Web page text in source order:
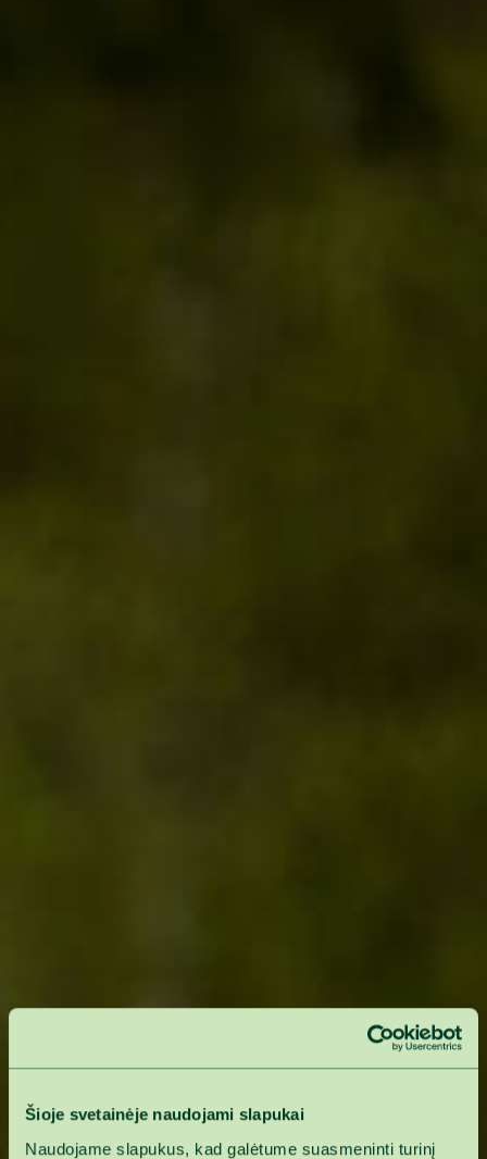
Šioje svetainėje naudojami slapukai
Naudojame slapukus, kad galėtume suasmeninti turinį